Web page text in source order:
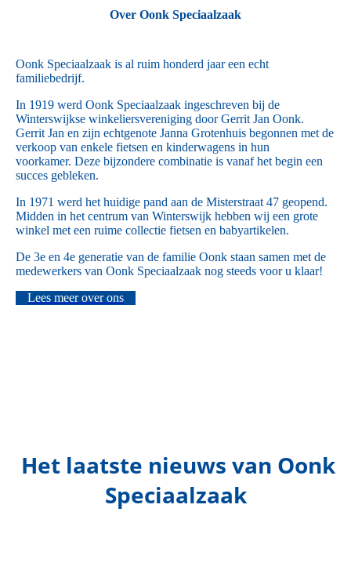
Over Oonk Speciaalzaak
Oonk Speciaalzaak is al ruim honderd jaar een echt
familiebedrijf.
In 1919 werd Oonk Speciaalzaak ingeschreven bij de
Winterswijkse winkeliersvereniging door Gerrit Jan Oonk.
Gerrit Jan en zijn echtgenote Janna Grotenhuis begonnen met de
verkoop van enkele fietsen en kinderwagens in hun
voorkamer. Deze bijzondere combinatie is vanaf het begin een
succes gebleken.
In 1971 werd het huidige pand aan de Misterstraat 47 geopend.
Midden in het centrum van Winterswijk hebben wij een grote
winkel met een ruime collectie fietsen en babyartikelen.
De 3e en 4e generatie van de familie Oonk staan samen met de
medewerkers van Oonk Speciaalzaak nog steeds voor u klaar!
Lees meer over ons
Het laatste nieuws van Oonk
Speciaalzaak